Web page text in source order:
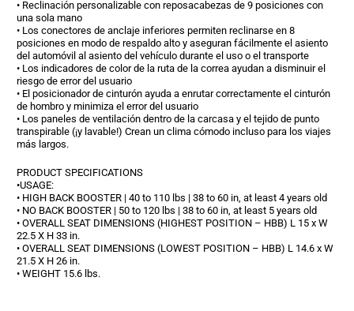
• Reclinación personalizable con reposacabezas de 9 posiciones con
una sola mano
• Los conectores de anclaje inferiores permiten reclinarse en 8
posiciones en modo de respaldo alto y aseguran fácilmente el asiento
del automóvil al asiento del vehículo durante el uso o el transporte
• Los indicadores de color de la ruta de la correa ayudan a disminuir el
riesgo de error del usuario
• El posicionador de cinturón ayuda a enrutar correctamente el cinturón
de hombro y minimiza el error del usuario
• Los paneles de ventilación dentro de la carcasa y el tejido de punto
transpirable (¡y lavable!) Crean un clima cómodo incluso para los viajes
más largos.
PRODUCT SPECIFICATIONS
•USAGE:
• HIGH BACK BOOSTER | 40 to 110 lbs | 38 to 60 in, at least 4 years old
• NO BACK BOOSTER | 50 to 120 lbs | 38 to 60 in, at least 5 years old
• OVERALL SEAT DIMENSIONS (HIGHEST POSITION – HBB) L 15 x W
22.5 X H 33 in.
• OVERALL SEAT DIMENSIONS (LOWEST POSITION – HBB) L 14.6 x W
21.5 X H 26 in.
• WEIGHT 15.6 lbs.